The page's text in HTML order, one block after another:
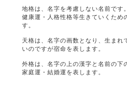
地格は、名字を考慮しない名前です。
健康運・人格性格等生きていくため
す。
天格は、名字の画数となり、生まれ
いのですが宿命を表します。
外格は、名字の上の漢字と名前の下
家庭運・結婚運を表します。